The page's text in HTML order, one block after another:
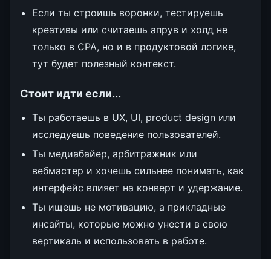
Если ты строишь воронки, тестируешь
креативы или считаешь апрув и холд не
только в CPA, но и в продуктовой логике,
тут будет полезный контекст.
Стоит идти если...
Ты работаешь в UX, UI, product design или
исследуешь поведение пользователей.
Ты медиабайер, арбитражник или
вебмастер и хочешь сильнее понимать, как
интерфейс влияет на конверт и удержание.
Ты ищешь не мотивацию, а прикладные
инсайты, которые можно унести в свою
вертикаль и использовать в работе.